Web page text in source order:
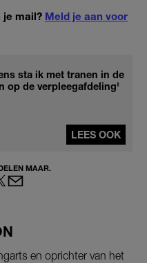
je mail? Meld je aan voor
sta ik met tranen in de
op de verpleegafdeling'
LEES OOK
MAAR.
en oprichter van het